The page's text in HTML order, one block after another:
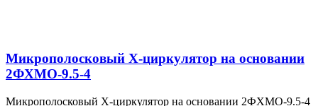
Микрополосковый X-циркулятор на основании
2ФХМО-9.5-4
Микрополосковый X-циркулятор на основании 2ФХМО-9.5-4